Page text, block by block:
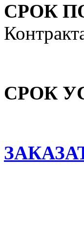
СРОК
СРОК